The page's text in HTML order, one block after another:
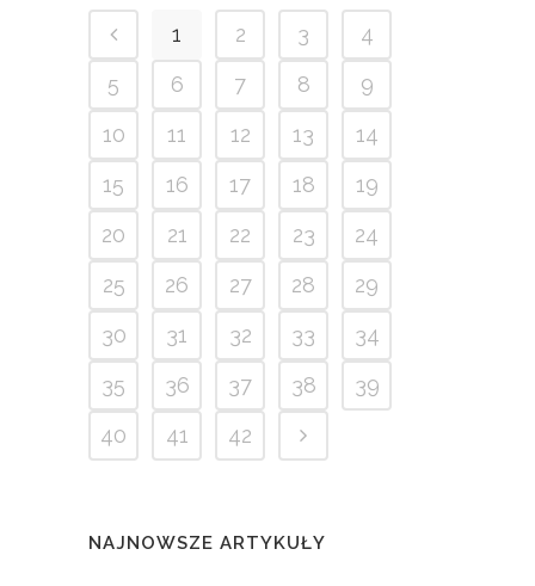
1 2 3
4
5
6 7 8
9
10
11 12 13
14
15
16 17 18
19
20
21 22 23
24
25
26 27 28
29
30
31 32 33
34
35
36 37 38
39
40
41 42
NAJNOWSZE ARTYKUŁY